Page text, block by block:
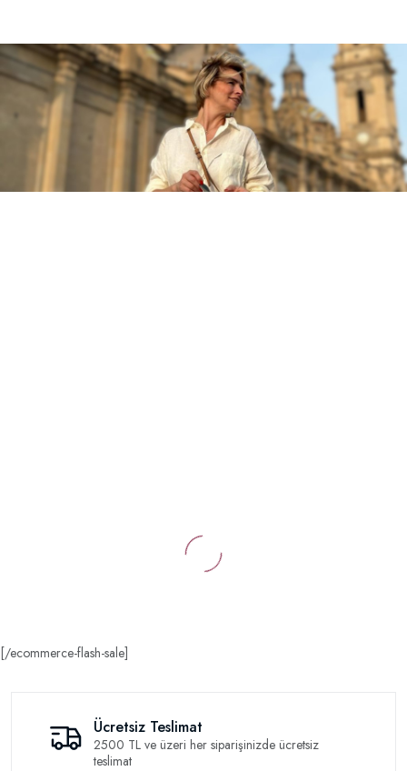
[/ecommerce-flash-sale]
Ücretsiz Teslimat
2500 TL ve üzeri her siparişinizde ücretsiz
teslimat